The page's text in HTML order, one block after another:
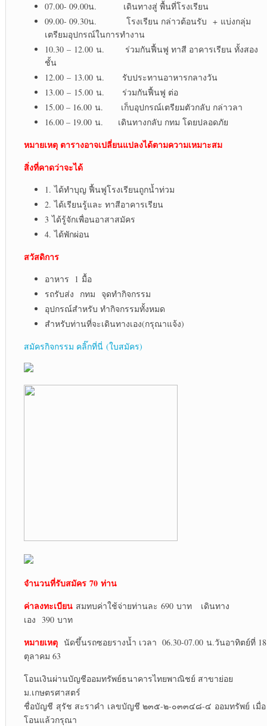
07.00- 09.00น. เดินทางสู่ พื้นที่โรงเรียน
09.00- 09.30น. โรงเรียน กล่าวต้อนรับ + แบ่งกลุ่ม
เตรียมอุปกรณ์ในการทำงาน
10.30 – 12.00 น. ร่วมกันฟื้นฟู ทาสี อาคารเรียน ทั้งสอง
ชั้น
12.00 – 13.00 น. รับประทานอาหารกลางวัน
13.00 – 15.00 น. ร่วมกันฟื้นฟู ต่อ
15.00 – 16.00 น. เก็บอุปกรณ์เตรียมตัวกลับ กล่าวลา
16.00 – 19.00 น. เดินทางกลับ กทม โดยปลอดภัย
หมายเหตุ ตารางอาจเปลี่ยนแปลงได้ตามความเหมาะสม
สิ่งที่คาดว่าจะได้
1. ได้ทำบุญ ฟื้นฟูโรงเรียนถูกน้ำท่วม
2. ได้เรียนรู้และ ทาสีอาคารเรียน
3 ได้รู้จักเพื่อนอาสาสมัคร
4. ได้พักผ่อน
สวัสดิการ
อาหาร 1 มื้อ
รถรับส่ง กทม จุดทำกิจกรรม
อุปกรณ์สำหรับ ทำกิจกรรมทั้งหมด
สำหรับท่านที่จะเดินทางเอง(กรุณาแจ้ง)
สมัครกิจกรรม คลิ๊กที่นี่ (ใบสมัคร)
จำนวนที่รับสมัคร70 ท่าน
ค่าลงทะเบียน สมทบค่าใช้จ่ายท่านละ 690 บาท เดินทาง
เอง 390 บาท
หมายเหตุ นัดขึ้นรถซอยรางน้ำ เวลา 06.30-07.00 น.วันอาทิตย์ที่ 18
ตุลาคม 63
โอนเงินผ่านบัญชีออมทรัพย์ธนาคารไทยพาณิชย์ สาขาย่อย
ม.เกษตรศาสตร์
ชื่อบัญชี สุรัช สะราคำ เลขบัญชี ๒๓๕-๒-๐๓๓๔๘-๔ ออมทรัพย์ เมื่อ
โอนแล้วกรุณา